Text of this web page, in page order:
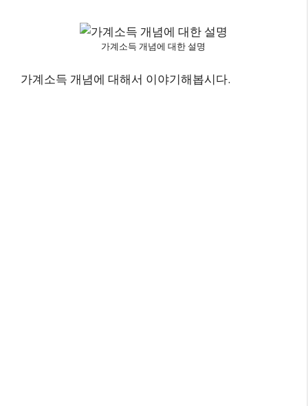
가계소득 개념에 대한 설명
가계소득 개념에 대해서 이야기해봅시다.